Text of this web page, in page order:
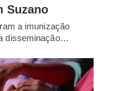
Suzano
a imunização
disseminação…